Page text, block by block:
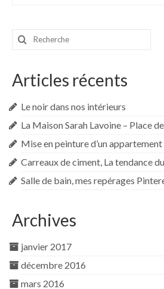
Rechercher
Articles récents
Le noir dans nos intérieurs
La Maison Sarah Lavoine – Place
Mise en peinture d’un
Carreaux de ciment, La tendance
Salle de bain, mes repérages
Archives
janvier 2017
décembre 2016
mars 2016